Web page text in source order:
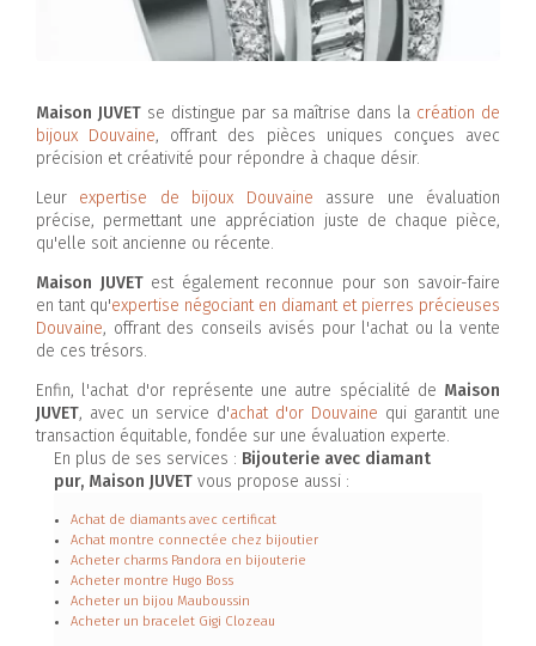
Maison JUVETse distingue par sa maîtrise dans la création de
bijoux Douvaine, offrant des pièces uniques conçues avec
précision et créativité pour répondre à chaque désir.
Leur expertise de bijoux Douvaine assure une évaluation
précise, permettant une appréciation juste de chaque pièce,
qu'elle soit ancienne ou récente.
Maison JUVETest également reconnue pour son savoir-faire
en tant qu'expertise négociant en diamant et pierres précieuses
Douvaine, offrant des conseils avisés pour l'achat ou la vente
de ces trésors.
Enfin, l'achat d'or représente une autre spécialité de Maison
JUVET, avec un service d'achat d'or Douvaine qui garantit une
transaction équitable, fondée sur une évaluation experte.
En plus de ses services : Bijouterie avec diamant
pur, Maison JUVET vous propose aussi :
Achat de diamants avec certificat
Achat montre connectée chez bijoutier
Acheter charms Pandora en bijouterie
Acheter montre Hugo Boss
Acheter un bijou Mauboussin
Acheter un bracelet Gigi Clozeau